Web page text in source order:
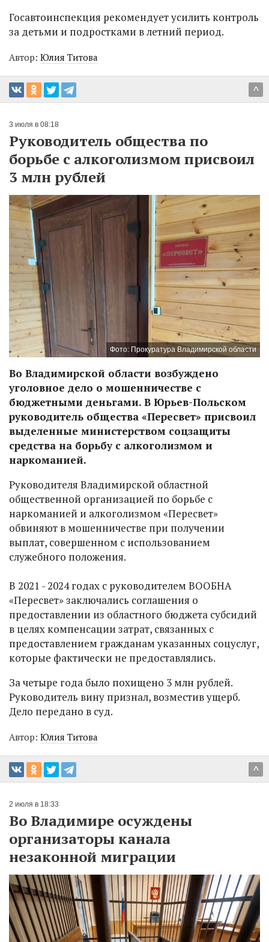
Госавтоинспекция рекомендует усилить контроль
за детьми и подростками в летний период.
Автор: Юлия Титова
^
3 июля в 08:18
Руководитель общества по
борьбе с алкоголизмом присвоил
3 млн рублей
Фото: Прокуратура Владимирской области
Во Владимирской области возбуждено
уголовное дело о мошенничестве с
бюджетными деньгами. В Юрьев-Польском
руководитель общества «Пересвет» присвоил
выделенные министерством соцзащиты
средства на борьбу с алкоголизмом и
наркоманией.
Руководителя Владимирской областной
общественной организацией по борьбе с
наркоманией и алкоголизмом «Пересвет»
обвиняют в мошенничестве при получении
выплат, совершенном с использованием
служебного положения.
В 2021 - 2024 годах с руководителем ВООБНА
«Пересвет» заключались соглашения о
предоставлении из областного бюджета субсидий
в целях компенсации затрат, связанных с
предоставлением гражданам указанных соцуслуг,
которые фактически не предоставлялись.
За четыре года было похищено 3 млн рублей.
Руководитель вину признал, возместив ущерб.
Дело передано в суд.
Автор: Юлия Титова
^
2 июля в 18:33
Во Владимире осуждены
организаторы канала
незаконной миграции